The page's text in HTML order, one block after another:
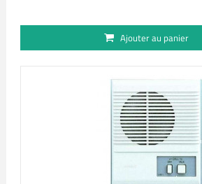
Ajouter au panier